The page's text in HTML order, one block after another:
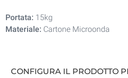
Portata: 15kg
Materiale: Cartone Microonda
CONFIGURA IL PRODOTTO